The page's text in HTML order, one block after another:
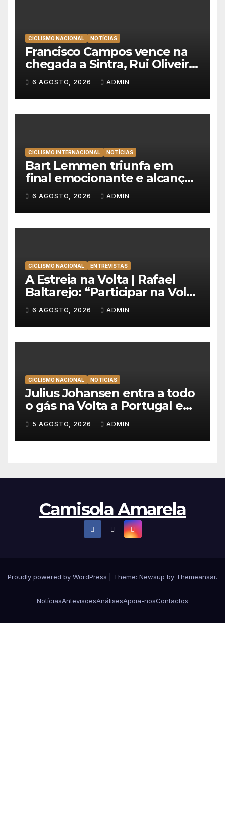
CICLISMO NACIONAL NOTÍCIAS
Francisco Campos vence na
chegada a Sintra, Rui Oliveira
veste de amarelo na Volta a
Portugal
6 AGOSTO, 2026 ADMIN
CICLISMO INTERNACIONAL NOTÍCIAS
Bart Lemmen triunfa em
final emocionante e alcança
a primeira vitória da carreira
na Volta à Polónia
6 AGOSTO, 2026 ADMIN
CICLISMO NACIONAL ENTREVISTAS
A Estreia na Volta | Rafael
Baltarejo: “Participar na Volta
a Portugal é o sonho de
qualquer ciclista”
6 AGOSTO, 2026 ADMIN
CICLISMO NACIONAL NOTÍCIAS
Julius Johansen entra a todo
o gás na Volta a Portugal e
lidera dobradinha da UAE
Team Emirates em Lisboa
5 AGOSTO, 2026 ADMIN
Camisola Amarela
Proudly powered by WordPress Theme: Newsup by Themeansar.
NotíciasAntevisõesAnálisesApoia-nosContactos